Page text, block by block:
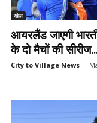
खेल
आयरलैंड जाएगी
के दो मैचों की
City to Village News -